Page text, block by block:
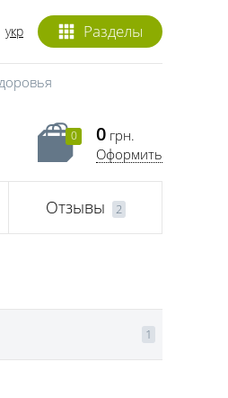
Разделы
укр
0 0 грн.
Оформить
Отзывы 2
1